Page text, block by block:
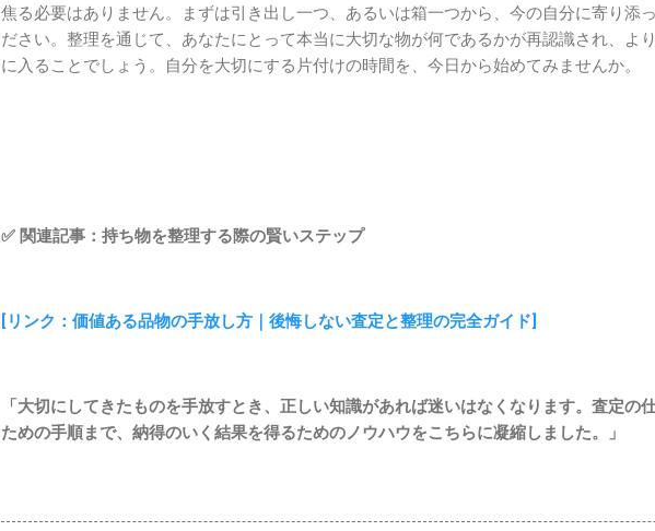
焦る必要はありません。まずは引き出し一つ、あるいは箱一つから、今の自分に寄り添
ださい。整理を通じて、あなたにとって本当に大切な物が何であるかが再認識され、よ
に入ることでしょう。自分を大切にする片付けの時間を、今日から始めてみませんか。
✅ 関連記事：持ち物を整理する際の賢いステップ
[リンク：価値ある品物の手放し方｜後悔しない査定と整理の完全ガイド]
「大切にしてきたものを手放すとき、正しい知識があれば迷いはなくなります。査定の
ための手順まで、納得のいく結果を得るためのノウハウをこちらに凝縮しました。」